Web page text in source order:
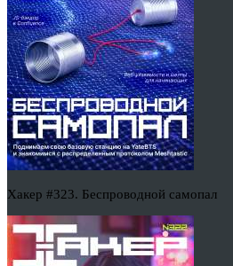
Хакер #323. Беспроводной самопал